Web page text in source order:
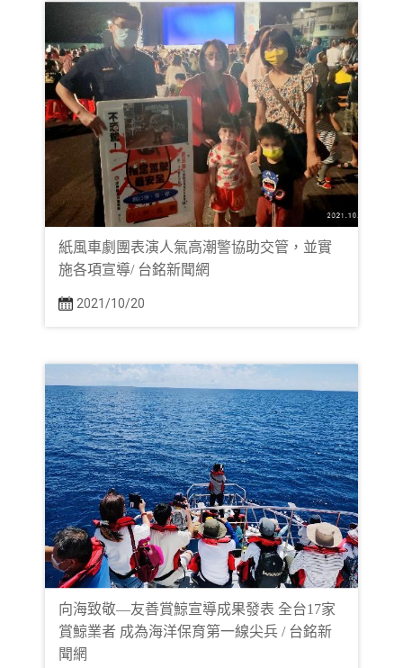
紙風車劇團表演人氣高潮警協助交管，並實
施各項宣導/ 台銘新聞網
2021/10/20
向海致敬—友善賞鯨宣導成果發表 全台17家
賞鯨業者 成為海洋保育第一線尖兵 / 台銘新
聞網